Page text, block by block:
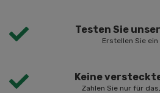
Testen Sie
Erstellen Sie
Keine
Zahlen Sie nur für